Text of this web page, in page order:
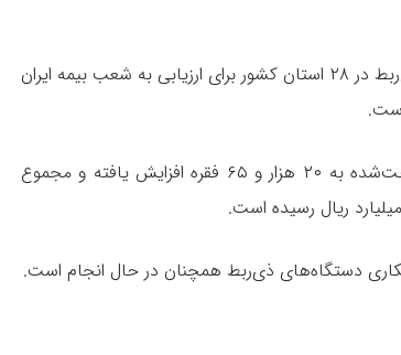
بر اساس این گزارش، تاکنون ۳۱ هزار و ۸۹۱ فقره خسارت از سوی مراجع ذی‌ربط در ۲۸ استان کشور برای ارزیابی به شعب بیمه ایران
همچنین با پرداخت‌های انجام‌شده در مرحله اخیر، تعداد پرونده‌های پرداخت‌شده به ۲۰ هزار و ۶۵ فقره افزایش یافته و مجموع
دستگاه‌های ذی‌ربط همچنان در حال انجام است.